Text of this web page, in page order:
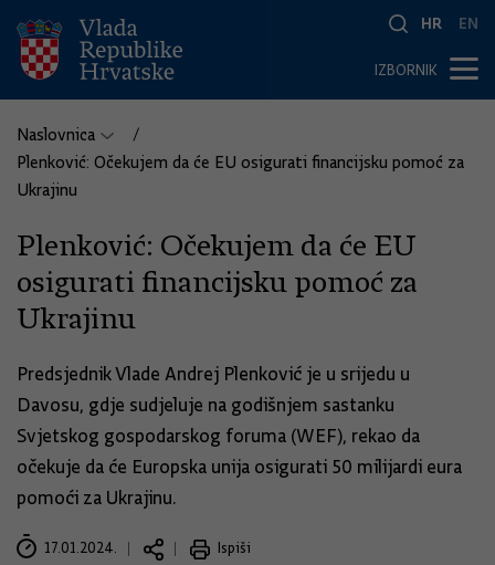
HR EN
IZBORNIK
Naslovnica
Plenković: Očekujem da će EU osigurati financijsku pomoć za
Ukrajinu
Plenković: Očekujem da će EU
osigurati financijsku pomoć za
Ukrajinu
Predsjednik Vlade Andrej Plenković je u srijedu u
Davosu, gdje sudjeluje na godišnjem sastanku
Svjetskog gospodarskog foruma (WEF), rekao da
očekuje da će Europska unija osigurati 50 milijardi eura
pomoći za Ukrajinu.
17.01.2024.
Ispiši